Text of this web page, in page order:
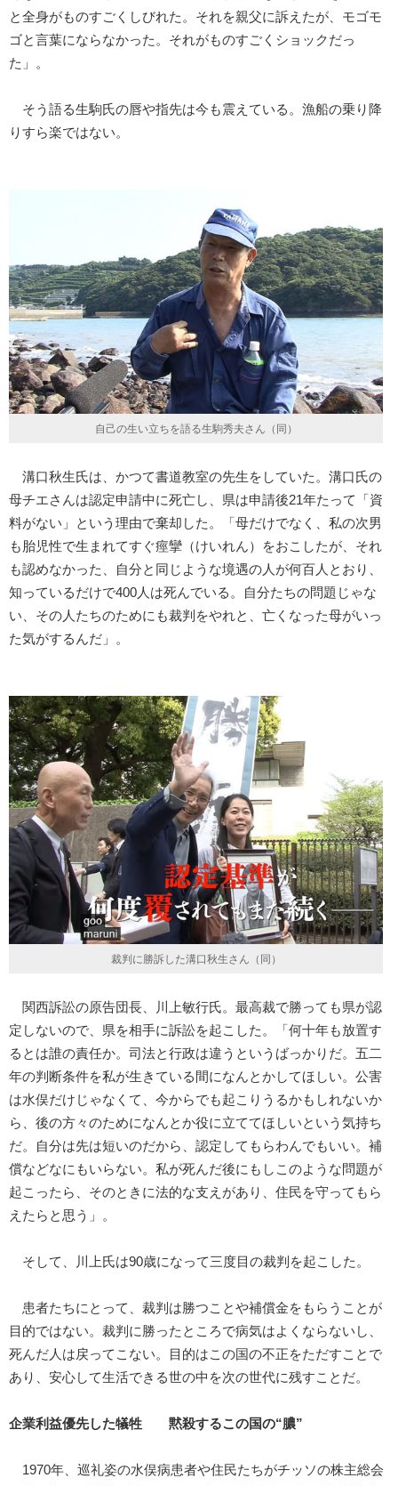
と全身がものすごくしびれた。それを親父に訴えたが、モゴモ
ゴと言葉にならなかった。それがものすごくショックだっ
た」。
そう語る生駒氏の唇や指先は今も震えている。漁船の乗り降
りすら楽ではない。
自己の生い立ちを語る生駒秀夫さん（同）
溝口秋生氏は、かつて書道教室の先生をしていた。溝口氏の
母チエさんは認定申請中に死亡し、県は申請後21年たって「資
料がない」という理由で棄却した。「母だけでなく、私の次男
も胎児性で生まれてすぐ痙攣（けいれん）をおこしたが、それ
も認めなかった、自分と同じような境遇の人が何百人とおり、
知っているだけで400人は死んでいる。自分たちの問題じゃな
い、その人たちのためにも裁判をやれと、亡くなった母がいっ
た気がするんだ」。
裁判に勝訴した溝口秋生さん（同）
関西訴訟の原告団長、川上敏行氏。最高裁で勝っても県が認
定しないので、県を相手に訴訟を起こした。「何十年も放置す
るとは誰の責任か。司法と行政は違うというばっかりだ。五二
年の判断条件を私が生きている間になんとかしてほしい。公害
は水俣だけじゃなくて、今からでも起こりうるかもしれないか
ら、後の方々のためになんとか役に立ててほしいという気持ち
だ。自分は先は短いのだから、認定してもらわんでもいい。補
償などなにもいらない。私が死んだ後にもしこのような問題が
起こったら、そのときに法的な支えがあり、住民を守ってもら
えたらと思う」。
そして、川上氏は90歳になって三度目の裁判を起こした。
患者たちにとって、裁判は勝つことや補償金をもらうことが
目的ではない。裁判に勝ったところで病気はよくならないし、
死んだ人は戻ってこない。目的はこの国の不正をただすことで
あり、安心して生活できる世の中を次の世代に残すことだ。
企業利益優先した犠牲 黙殺するこの国の“膿”
1970年、巡礼姿の水俣病患者や住民たちがチッソの株主総会